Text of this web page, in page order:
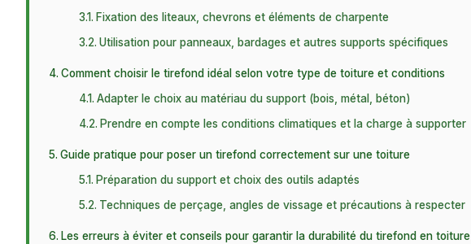
Fixation des liteaux, chevrons et éléments de charpente
Utilisation pour panneaux, bardages et autres supports spécifiques
Comment choisir le tirefond idéal selon votre type de toiture et conditions
Adapter le choix au matériau du support (bois, métal, béton)
Prendre en compte les conditions climatiques et la charge à supporter
Guide pratique pour poser un tirefond correctement sur une toiture
Préparation du support et choix des outils adaptés
Techniques de perçage, angles de vissage et précautions à respecter
Les erreurs à éviter et conseils pour garantir la durabilité du tirefond en toiture